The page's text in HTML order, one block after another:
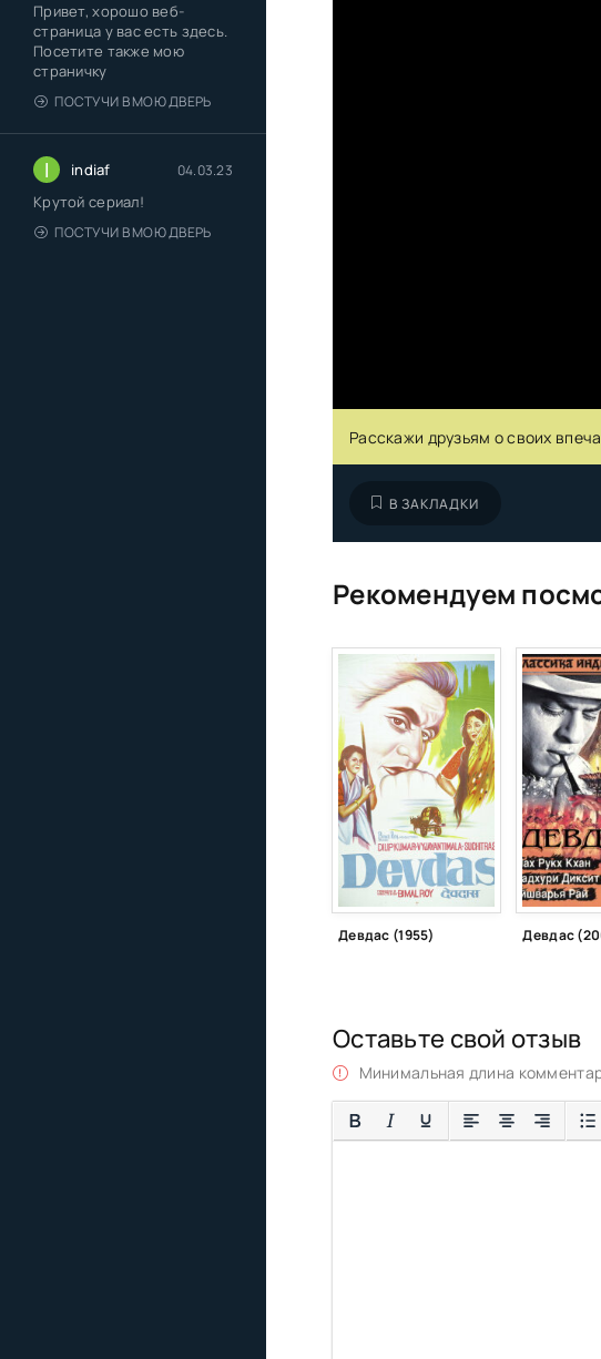
Привет, хорошо веб-
страница у вас есть здесь.
Посетите также мою
страничку
ПОСТУЧИ В МОЮ ДВЕРЬ
I indiaf 04.03.23
Крутой сериал!
ПОСТУЧИ В МОЮ ДВЕРЬ
Расскажи друзьям о своих
В ЗАКЛАДКИ
Рекомендуем
Девдас (1955) Девдас
Оставьте свой отзыв
Минимальная длина